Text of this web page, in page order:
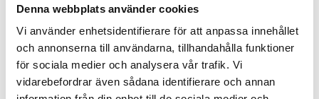
Denna webbplats använder cookies
Vi använder enhetsidentifierare för att anpassa innehållet
och annonserna till användarna, tillhandahålla funktioner
för sociala medier och analysera vår trafik. Vi
vidarebefordrar även sådana identifierare och annan
Lagerstatus
Artikelnr
C680300-53
Tillv. artikelnr
C680300
Tillverkare